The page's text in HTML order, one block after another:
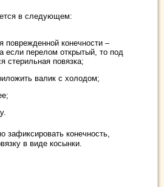
в следующем:
поврежденной конечности –
если перелом открытый, то под
стерильная повязка;
валик с холодом;
зафиксировать конечность,
в виде косынки.